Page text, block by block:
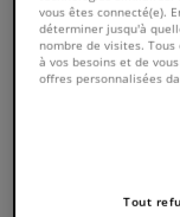
Fenêtres &
5902275403126
vous êtes connecté(e).
déterminer jusqu'à
nombre de visites.
à vos besoins et de
offres personnalisées
Tout